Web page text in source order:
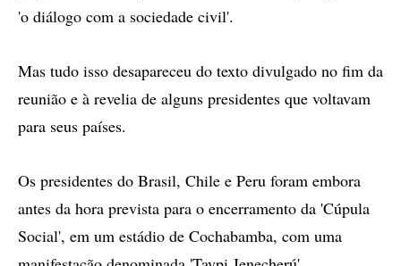
'o diálogo com a sociedade civil'.
Mas tudo isso desapareceu do texto divulgado no fim da
reunião e à revelia de alguns presidentes que voltavam
para seus países.
Os presidentes do Brasil, Chile e Peru foram embora
antes da hora prevista para o encerramento da 'Cúpula
Social', em um estádio de Cochabamba, com uma